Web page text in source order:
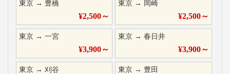
東京 → 豊橋
¥2,500～
東京 → 岡崎
¥2,500～
東京 → 一宮
¥3,900～
東京 →春日井
¥3,900～
東京 → 刈谷 東京 → 豊田